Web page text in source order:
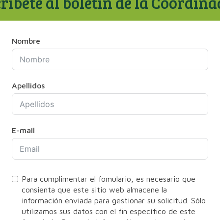
Nombre
Apellidos
E-mail
Para cumplimentar el fomulario, es necesario que
consienta que este sitio web almacene la
información enviada para gestionar su solicitud. Sólo
utilizamos sus datos con el fin específico de este